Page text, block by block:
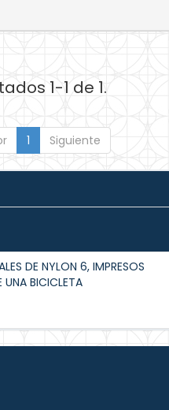
1-1 de 1.
1 Siguiente
DE NYLON 6, IMPRESOS
UNA BICICLETA